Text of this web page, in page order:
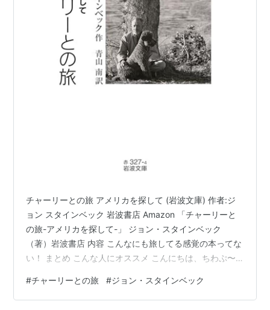
チャーリーとの旅 アメリカを探して (岩波文庫) 作者:ジ
ョン スタインベック 岩波書店 Amazon 「チャーリーと
の旅-アメリカを探して-」 ジョン・スタインベック
（著）岩波書店 内容 こんなにも旅してる感覚の本ってな
い！ まとめ こんな人にオススメ こんにちは、ちわぷ〜
イ”の一万円企画！ 先日アップされた動画で、「ゲーテは
すべてを言った」で芥川賞を受賞された鈴木結生さんの
#チャーリーとの旅 #ジョン・スタインベック